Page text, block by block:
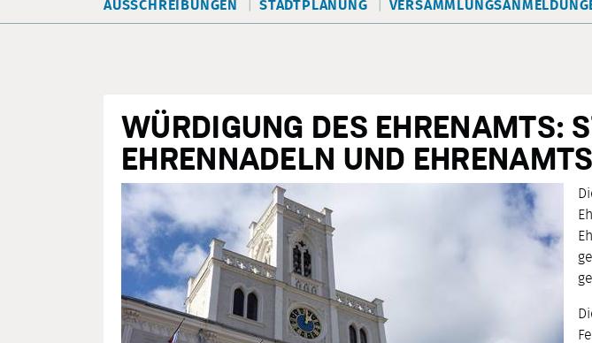
AUSSCHREIBUNGEN
STADTPLANUNG
WÜRDIGUNG DES EHRENAMTS:
EHRENNADELN UND